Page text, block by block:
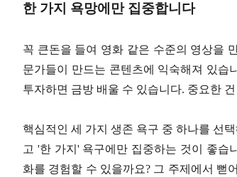
한 가지 욕망에만 집중합니다
꼭 큰돈을 들여 영화 같은 수준의 영상을
문가들이 만드는 콘텐츠에 익숙해져 있습
투자하면 금방 배울 수 있습니다. 중요한
핵심적인 세 가지 생존 욕구 중 하나를 선
고 '한 가지' 욕구에만 집중하는 것이 좋습
화를 경험할 수 있을까요? 그 주제에서 뻗